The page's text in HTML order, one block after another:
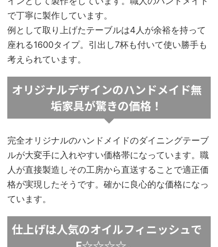
で丁寧に製作しています。
例として取り上げたテーブルは4人が余裕を持って
座れる1600タイプ。引出し7杯も付いて使い勝手も
考えられています。
オリジナルデザインのハンドメイド無
垢家具が驚きの価格！
完全オリジナルのハンドメイドのダイニングテーブ
ルが大変手に入れやすい価格帯になっています。職
人が直接製造しその工房から直送することで適正価
格が実現したそうです。確かに良心的な価格になっ
ています。
仕上げは人気のオイルフィニッシュで